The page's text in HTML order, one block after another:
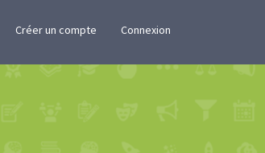
Créer un compte Connexion